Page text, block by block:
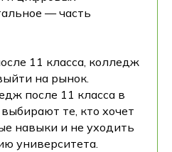
— часть
11 класса, колледж
на рынок.
после 11 класса в
те, кто хочет
навыки и не уходить
университета.